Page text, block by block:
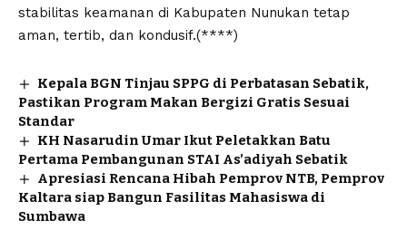
stabilitas keamanan di Kabupaten Nunukan tetap
aman, tertib, dan kondusif.(****)
Kepala BGN Tinjau SPPG di Perbatasan Sebatik,
Pastikan Program Makan Bergizi Gratis Sesuai
Standar
KH Nasarudin Umar Ikut Peletakkan Batu
Pertama Pembangunan STAI As’adiyah Sebatik
Apresiasi Rencana Hibah Pemprov NTB, Pemprov
Kaltara siap Bangun Fasilitas Mahasiswa di
Sumbawa